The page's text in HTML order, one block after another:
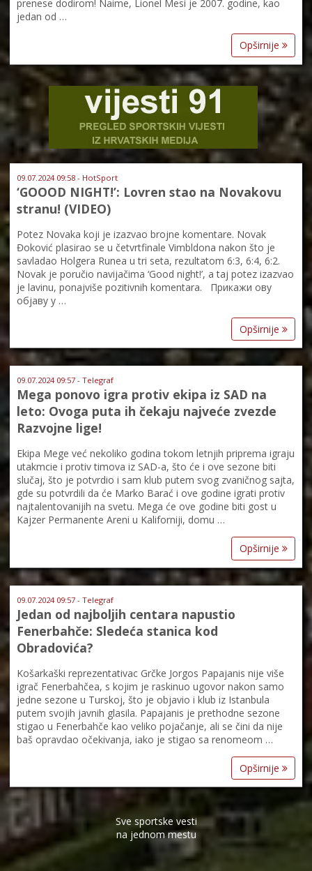
prenese dodirom! Naime, Lionel Mesi je 2007. godine, kao
jedan od …
Opširnije
09.07.2024 09:58 - HotSport
‘GOOOD NIGHT!’: Lovren stao na Novakovu
stranu! (VIDEO)
Potez Novaka koji je izazvao brojne komentare. Novak
Đoković plasirao se u četvrtfinale Vimbldona nakon što je
savladao Holgera Runea u tri seta, rezultatom 6:3, 6:4, 6:2.
Novak je poručio navijačima ‘Good night!’, a taj potez izazvao
je lavinu, ponajviše pozitivnih komentara. Прикажи ову
објаву у …
Opširnije
09.07.2024 09:57 - Telegraf
Mega ponovo igra protiv ekipa iz SAD na
leto: Ovoga puta ih čekaju najveće zvezde
Razvojne lige!
Ekipa Mege već nekoliko godina tokom letnjih priprema igraju
utakmcie i protiv timova iz SAD-a, što će i ove sezone biti
slučaj, što je potvrdio i sam klub putem svog zvaničnog sajta,
gde su potvrdili da će Marko Barać i ove godine igrati protiv
najtalentovanijih na svetu. Mega će ove godine biti gost u
Kajzer Permanente Areni u Kaliforniji, domu …
Opširnije
09.07.2024 09:57 - Telegraf
Jedan od najboljih centara napustio
Fenerbahče: Sledeća stanica kod
Obradovića?
Košarkaški reprezentativac Grčke Jorgos Papajanis nije više
igrač Fenerbahčea, s kojim je raskinuo ugovor nakon samo
jedne sezone u Turskoj, što je objavio i klub iz Istanbula
putem svojih javnih glasila. Papajanis je prethodne sezone
stigao u Fenerbahče kao veliko pojačanje, ali se čini da nije
baš opravdao očekivanja, iako je stigao sa renomeom …
Opširnije
Sve sportske vesti
na jednom mestu